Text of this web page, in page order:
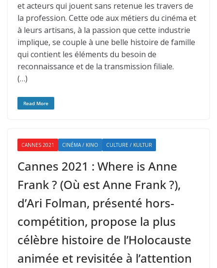
et acteurs qui jouent sans retenue les travers de
la profession. Cette ode aux métiers du cinéma et
à leurs artisans, à la passion que cette industrie
implique, se couple à une belle histoire de famille
qui contient les éléments du besoin de
reconnaissance et de la transmission filiale.
(…)
Read More
CANNES 2021 CINÉMA / KINO CULTURE / KULTUR
Cannes 2021 : Where is Anne
Frank ? (Où est Anne Frank ?),
d’Ari Folman, présenté hors-
compétition, propose la plus
célèbre histoire de l’Holocauste
animée et revisitée à l’attention